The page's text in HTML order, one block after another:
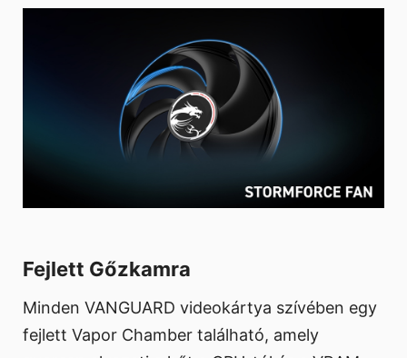
Fejlett Gőzkamra
Minden VANGUARD videokártya szívében egy
fejlett Vapor Chamber található, amely